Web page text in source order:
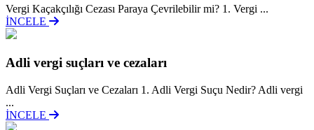
Vergi Kaçakçılığı Cezası Paraya Çevrilebilir mi? 1. Vergi ...
İNCELE
Adli vergi suçları ve cezaları
Adli Vergi Suçları ve Cezaları 1. Adli Vergi Suçu Nedir? Adli vergi
...
İNCELE